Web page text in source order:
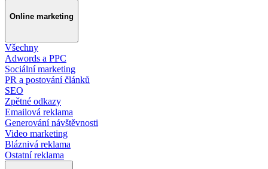
Online marketing
Všechny
Adwords a PPC
Sociální marketing
PR a postování článků
SEO
Zpětné odkazy
Emailová reklama
Generování návštěvnosti
Video marketing
Bláznivá reklama
Ostatní reklama